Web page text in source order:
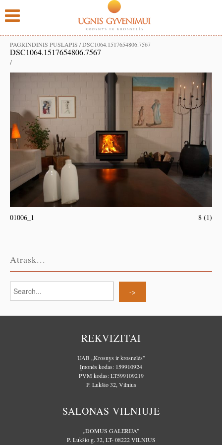
PAGRINDINIS PUSLAPIS /DSC1064.1517654806.7567
DSC1064.1517654806.7567
/
01006_1 8 (1)
Atrask...
REKVIZITAI
UAB „Krosnys ir krosnelės”
Įmonės kodas: 159910924
PVM kodas: LT599109219
P. Lukšio 32, Vilnius
SALONAS VILNIUJE
„DOMUS GALERIJA”
P. Lukšio g. 32, LT- 08222 VILNIUS